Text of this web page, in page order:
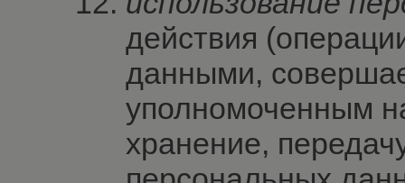
действия
данными,
уполномоченным
хранение,